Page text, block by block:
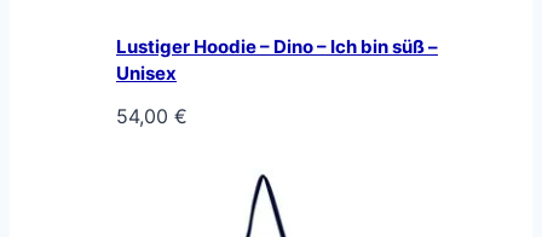
Lustiger Hoodie – Dino – Ich bin süß –
Unisex
54,00 €